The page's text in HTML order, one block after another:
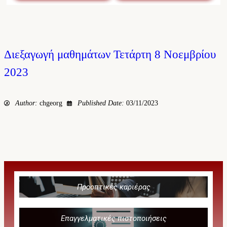
Διεξαγωγή μαθημάτων Τετάρτη 8 Νοεμβρίου
2023
Author: chgeorg Published Date: 03/11/2023
Προοπτικές καριέρας
Επαγγελματικές πιστοποιήσεις